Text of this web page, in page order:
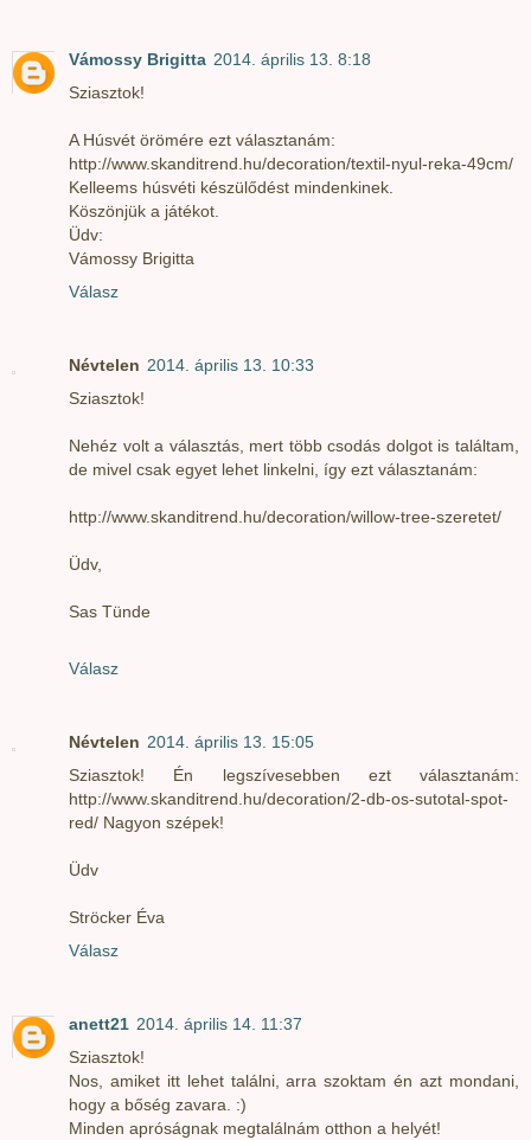
Vámossy Brigitta 2014. április 13. 8:18
Sziasztok!
A Húsvét örömére ezt választanám:
http://www.skanditrend.hu/decoration/textil-nyul-reka-49cm/
Kelleems húsvéti készülődést mindenkinek.
Köszönjük a játékot.
Üdv:
Vámossy Brigitta
Válasz
Névtelen 2014. április 13. 10:33
Sziasztok!
Nehéz volt a választás, mert több csodás dolgot is találtam,
de mivel csak egyet lehet linkelni, így ezt választanám:
http://www.skanditrend.hu/decoration/willow-tree-szeretet/
Üdv,
Sas Tünde
Válasz
Névtelen 2014. április 13. 15:05
Sziasztok! Én legszívesebben ezt választanám:
http://www.skanditrend.hu/decoration/2-db-os-sutotal-spot-
red/ Nagyon szépek!
Üdv
Ströcker Éva
Válasz
anett21 2014. április 14. 11:37
Sziasztok!
Nos, amiket itt lehet találni, arra szoktam én azt mondani,
hogy a bőség zavara. :)
Minden apróságnak megtalálnám otthon a helyét!